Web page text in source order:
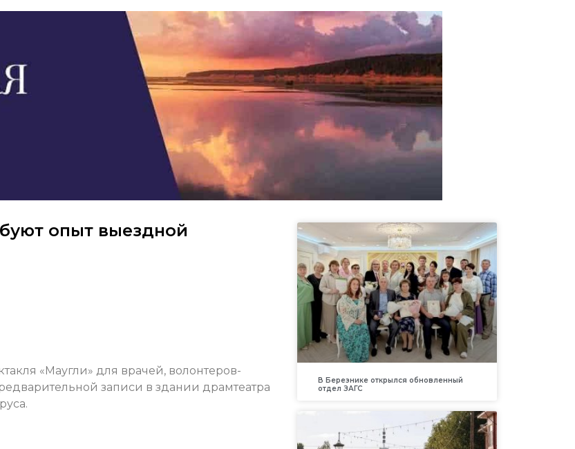
опыт выездной
«Маугли» для врачей, волонтеров-
записи в здании драмтеатра
В Березнике открылся обновленный
отдел ЗАГС